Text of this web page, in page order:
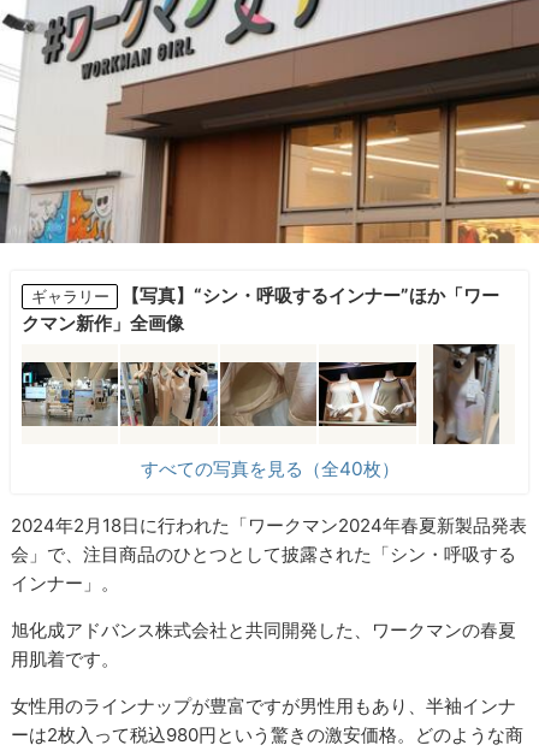
ギャラリー
【写真】“シン・呼吸するインナー”ほか「ワー
クマン新作」全画像
すべての写真を見る（全40枚）
2024年2月18日に行われた「ワークマン2024年春夏新製品発表
会」で、注目商品のひとつとして披露された「シン・呼吸する
インナー」。
旭化成アドバンス株式会社と共同開発した、ワークマンの春夏
用肌着です。
女性用のラインナップが豊富ですが男性用もあり、半袖インナ
ーは2枚入って税込980円という驚きの激安価格。どのような商